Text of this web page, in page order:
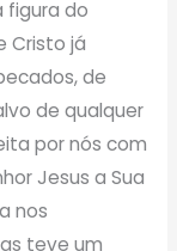
figura do
Cristo já
de
de qualquer
por nós com
Jesus a Sua
nos
teve um